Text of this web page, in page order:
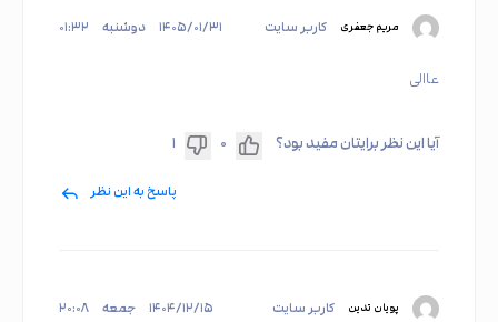
مریم جعفری کاربر سایت ۱۴۰۵/۰۱/۳۱ دوشنبه ۰۱:۳۲
عاالی
آیا این نظر برایتان مفید بود؟ ۰ ۱
پاسخ به این نظر
پویان تدین کاربر سایت ۱۴۰۴/۱۲/۱۵ جمعه ۲۰:۰۸